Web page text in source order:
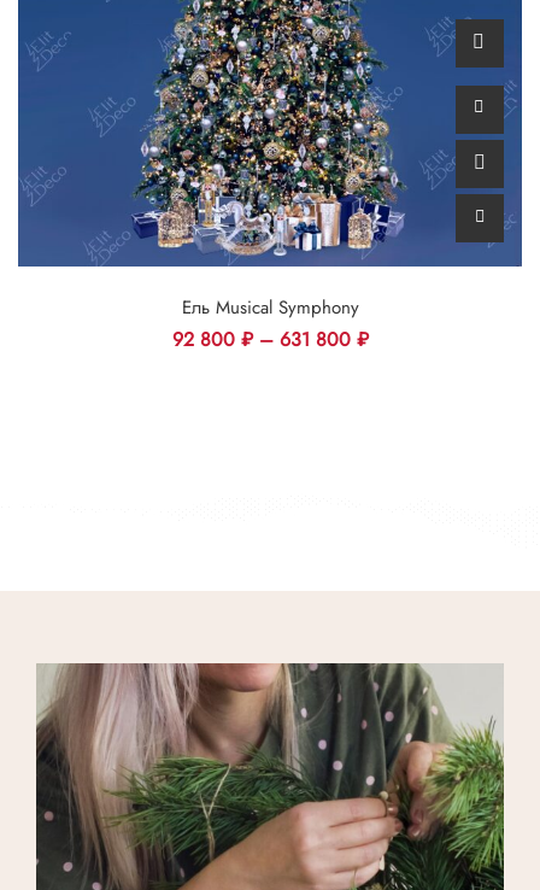
Ель Musical Symphony
92 800 ₽– 631 800 ₽